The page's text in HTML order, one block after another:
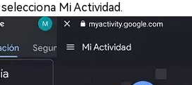
Mi Actividad.